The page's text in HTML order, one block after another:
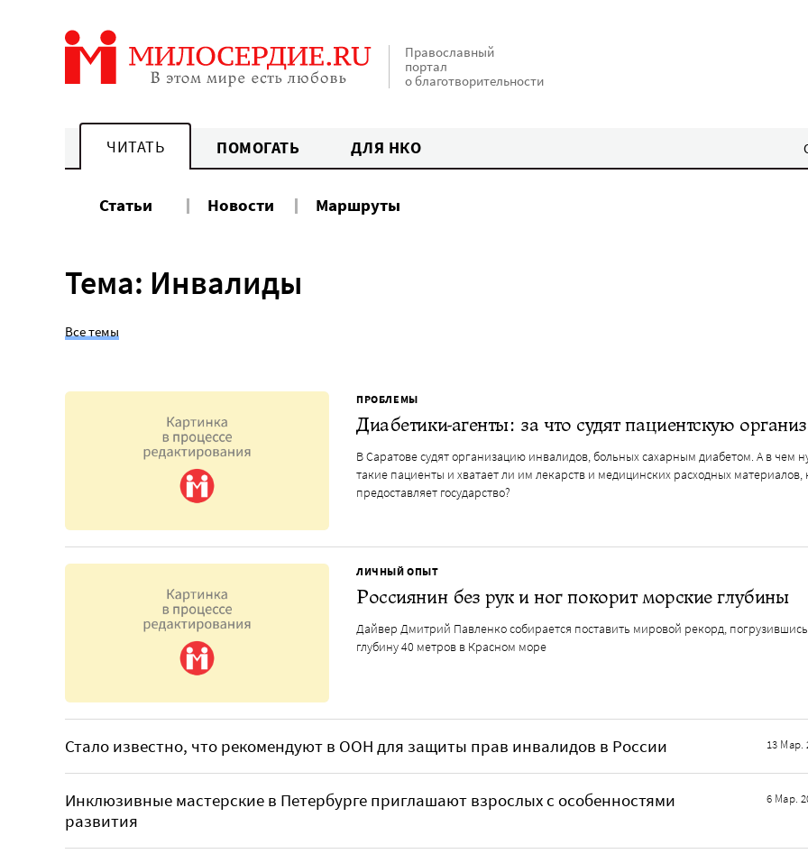
Православный
портал
о благотворительности
ЧИТАТЬ ПОМОГАТЬ ДЛЯ НКО
Статьи Новости Маршруты
Тема: Инвалиды
Все темы
ПРОБЛЕМЫ
Диабетики-агенты: за что судят пациентскую
В Саратове судят организацию инвалидов, больных сахарным диабетом. А в чем
такие пациенты и хватает ли им лекарств и медицинских расходных материалов,
предоставляет государство?
ЛИЧНЫЙ ОПЫТ
Россиянин без рук и ног покорит морские глубины
Дайвер Дмитрий Павленко собирается поставить мировой рекорд,
глубину 40 метров в Красном море
Стало известно, что рекомендуют в ООН для защиты прав инвалидов в России 13 Мар.
Инклюзивные мастерские в Петербурге приглашают взрослых с особенностями
развития
6 Мар.